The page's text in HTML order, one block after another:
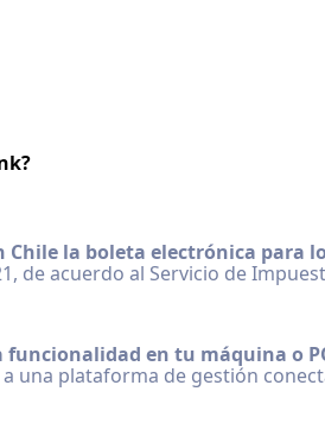
Chile la boleta electrónica para
de acuerdo al Servicio de
en tu máquina o
una plataforma de gestión